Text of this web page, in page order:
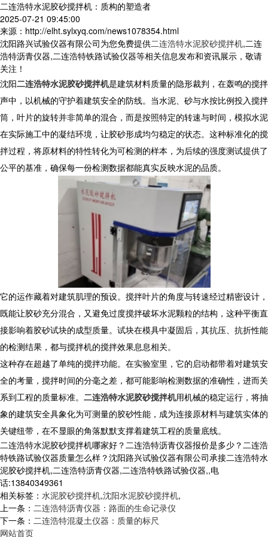
二连浩特水泥胶砂搅拌机：质构的塑造者
2025-07-21 09:45:00
来源：http://elht.sylxyq.com/news1078354.html
沈阳路兴试验仪器有限公司为您免费提供二连浩特水泥胶砂搅拌机,二连
浩特沥青仪器,二连浩特铁路试验仪器等相关信息发布和资讯展示，敬请
关注！
沈阳二连浩特水泥胶砂搅拌机是建筑材料质量的隐形裁判，在轰鸣的搅拌
声中，以机械的守护着建筑安全的防线。当水泥、砂与水按比例投入搅拌
筒，叶片的旋转并非简单的混合，而是按照特定的转速与时间，模拟水泥
在实际施工中的凝结环境，让胶砂形成均匀稳定的状态。这种标准化的搅
拌过程，将原材料的特性转化为可检测的样本，为后续的强度测试提供了
公平的基准，确保每一份检测数据都能真实反映水泥的品质。
它的运作藏着对建筑肌理的预设。搅拌叶片的角度与转速经过精密设计，
既能让胶砂充分混合，又避免过度搅拌破坏水泥颗粒的结构，这种平衡直
接影响着胶砂试块的成型质量。试块在模具中凝固后，其抗压、抗折性能
的检测结果，都与搅拌机的搅拌效果息息相关。
这种存在超越了单纯的搅拌功能。在实验室里，它的启动都带着对建筑安
全的考量，搅拌时间的分毫之差，都可能影响检测数据的准确性，进而关
系到工程的质量标准。 二连浩特水泥胶砂搅拌机用机械的稳定运行，将抽
象的建筑安全具象化为可测量的胶砂性能，成为连接原材料与建筑实体的
关键纽带，在不显眼的角落默默支撑着建筑工程的质量底线。
二连浩特水泥胶砂搅拌机哪家好？二连浩特沥青仪器报价是多少？二连浩
特铁路试验仪器质量怎么样？沈阳路兴试验仪器有限公司承接二连浩特水
泥胶砂搅拌机,二连浩特沥青仪器,二连浩特铁路试验仪器,,电
话:13840349361
相关标签： 水泥胶砂搅拌机,沈阳水泥胶砂搅拌机,
上一条： 二连浩特沥青仪器：路面的生命记录仪
下一条： 二连浩特混凝土仪器：质量的标尺
网站首页